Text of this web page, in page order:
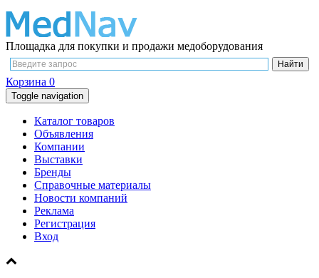
Площадка для покупки и продажи медоборудования
Корзина 0
Toggle navigation
Каталог товаров
Объявления
Компании
Выставки
Бренды
Справочные материалы
Новости компаний
Реклама
Регистрация
Вход